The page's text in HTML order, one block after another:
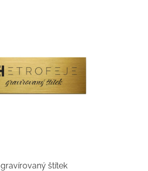
gravírovaný štítek